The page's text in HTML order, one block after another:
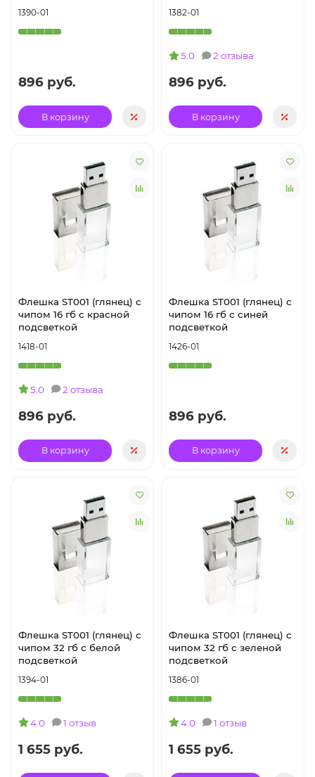
1390-01
896 руб.
В корзину
1382-01
5.0 2 отзыва
896 руб.
В корзину
Флешка ST001 (глянец) с
чипом 16 гб с красной
подсветкой
1418-01
5.0 2 отзыва
896 руб.
В корзину
Флешка ST001 (глянец) с
чипом 16 гб с синей
подсветкой
1426-01
896 руб.
В корзину
Флешка ST001 (глянец) с
чипом 32 гб с белой
подсветкой
1394-01
4.0 1 отзыв
1 655 руб.
Флешка ST001 (глянец) с
чипом 32 гб с зеленой
подсветкой
1386-01
4.0 1 отзыв
1 655 руб.